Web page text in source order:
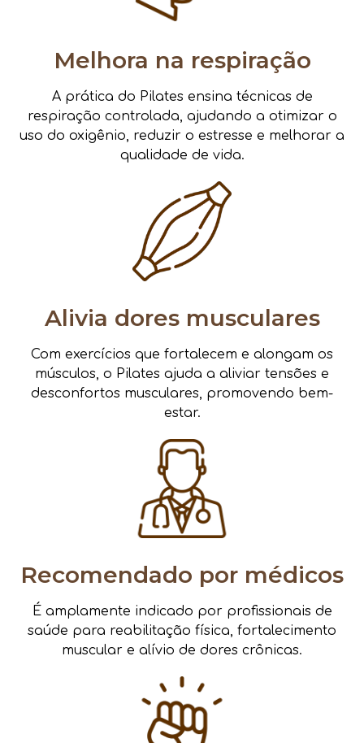
Melhora na respiração
A prática do Pilates ensina técnicas de
respiração controlada, ajudando a otimizar o
uso do oxigênio, reduzir o estresse e melhorar a
qualidade de vida.
Alivia dores musculares
Com exercícios que fortalecem e alongam os
músculos, o Pilates ajuda a aliviar tensões e
desconfortos musculares, promovendo bem-
estar.
Recomendado por médicos
É amplamente indicado por profissionais de
saúde para reabilitação física, fortalecimento
muscular e alívio de dores crônicas.